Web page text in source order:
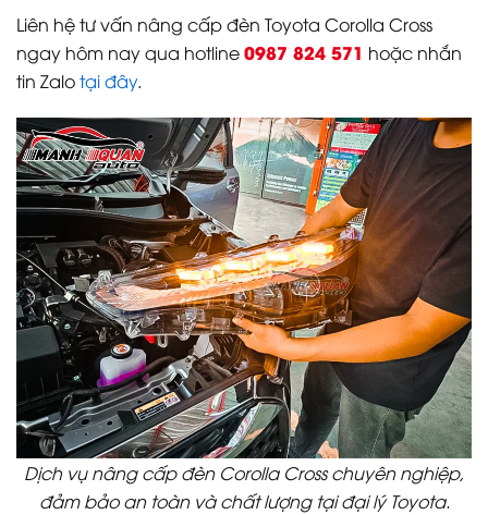
Liên hệ tư vấn nâng cấp đèn Toyota Corolla Cross
ngay hôm nay qua hotline0987 824 571 hoặc nhắn
tin Zalotại đây.
Dịch vụ nâng cấp đèn Corolla Cross chuyên nghiệp,
đảm bảo an toàn và chất lượng tại đại lý Toyota.